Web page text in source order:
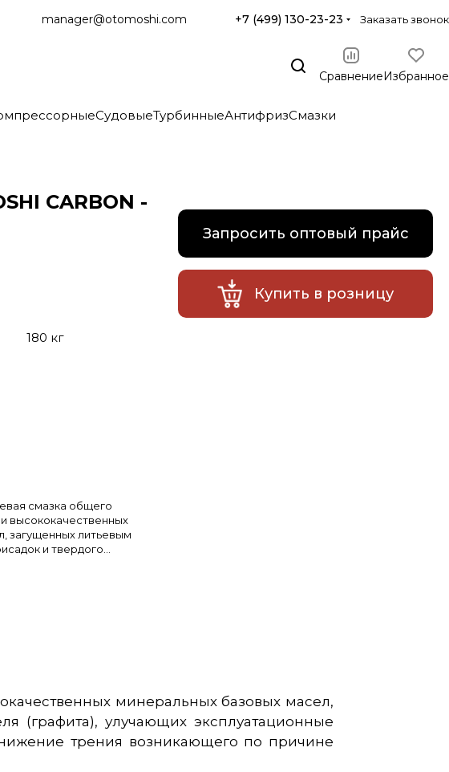
manager@otomoshi.com +7 (499) 130-23-23 Заказать звонок
СравнениеИзбранное
СудовыеТурбинныеАнтифризСмазки
CARBON -
180 кг
смазка общего
высококачественных
загущенных литьевым
и твердого
эксплуатационные
Запросить оптовый прайс
Купить в розницу
минеральных базовых масел,
(графита), улучающих эксплуатационные
трения возникающего по причине